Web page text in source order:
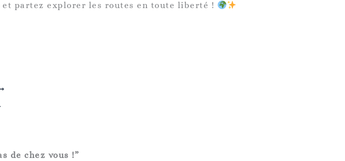
partez explorer les routes en toute liberté !
?
de chez vous !”